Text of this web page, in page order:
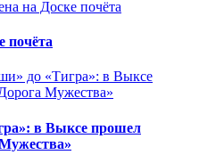
почёта
в Выксе прошел